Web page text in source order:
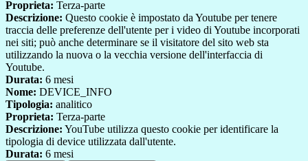
Proprieta: Terza-parte
Descrizione: Questo cookie è impostato da Youtube per tenere
traccia delle preferenze dell'utente per i video di Youtube incorporati
nei siti; può anche determinare se il visitatore del sito web sta
utilizzando la nuova o la vecchia versione dell'interfaccia di
Youtube.
Durata: 6 mesi
Nome: DEVICE_INFO
Tipologia: analitico
Proprieta: Terza-parte
Descrizione: YouTube utilizza questo cookie per identificare la
tipologia di device utilizzata dall'utente.
Durata: 6 mesi